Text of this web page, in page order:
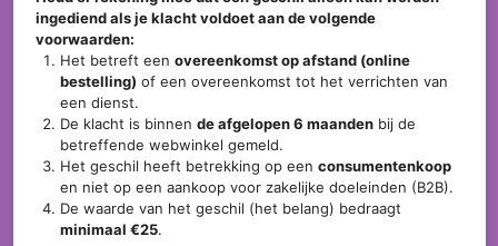
ingediend als je klacht voldoet aan de volgende
voorwaarden:
Het betreft eenovereenkomst op afstand (online
bestelling) of een overeenkomst tot het verrichten van
een dienst.
De klacht is binnende afgelopen 6 maanden bij de
betreffende webwinkel gemeld.
Het geschil heeft betrekking op eenconsumentenkoop
en niet op een aankoop voor zakelijke doeleinden (B2B).
De waarde van het geschil (het belang) bedraagt
minimaal €25.